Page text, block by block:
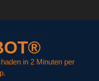
in 2 Minuten per